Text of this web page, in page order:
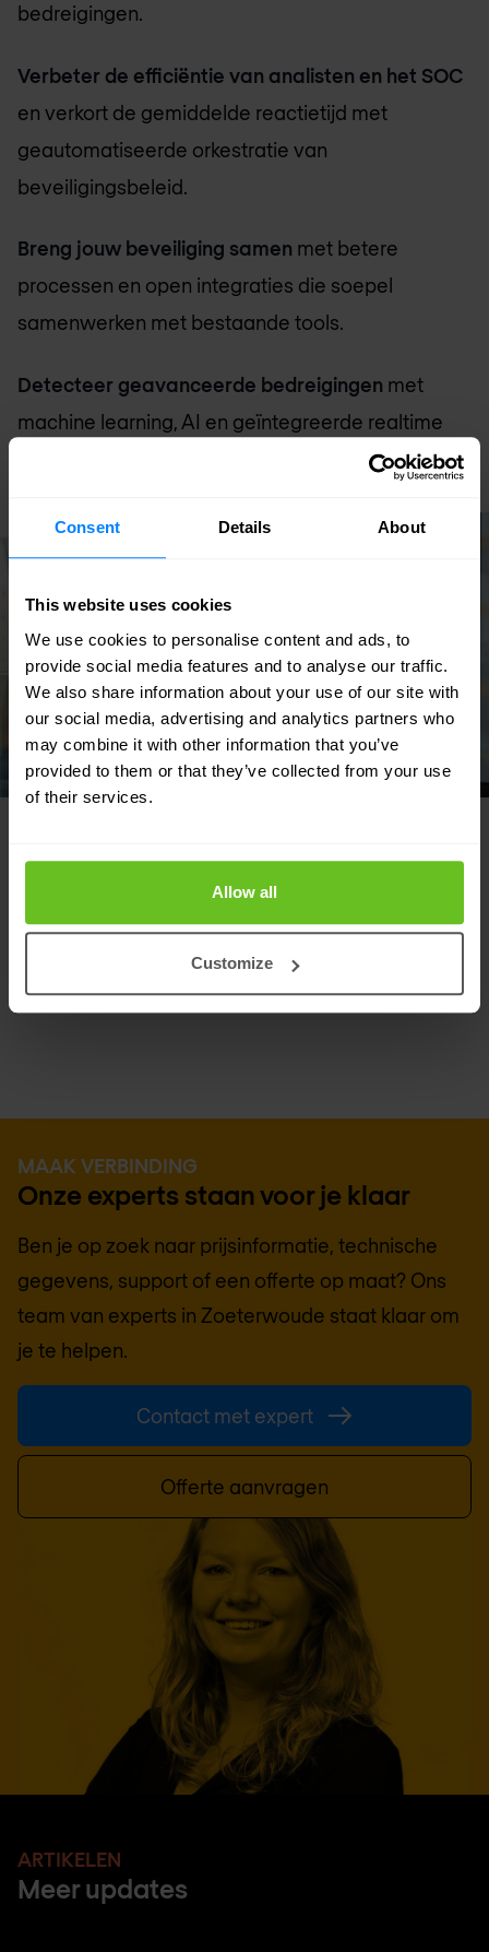
Consent Details About
This website uses cookies
We use cookies to personalise content and ads, to
provide social media features and to analyse our traffic.
We also share information about your use of our site with
our social media, advertising and analytics partners who
may combine it with other information that you’ve
provided to them or that they’ve collected from your use
of their services.
Allow all
Customize
bedreigingen.
Verbeter de efficiëntie van analisten en het SOC
en verkort de gemiddelde reactietijd met
geautomatiseerde orkestratie van
beveiligingsbeleid.
Breng jouw beveiliging samen met betere
processen en open integraties die soepel
samenwerken met bestaande tools.
Detecteer geavanceerde bedreigingen met
machine learning, AI en geïntegreerde realtime
MAAK VERBINDING
Onze experts staan voor je klaar
Ben je op zoek naar prijsinformatie, technische
gegevens, support of een offerte op maat? Ons
team van experts in Zoeterwoude staat klaar om
je te helpen.
Contact met expert
Offerte aanvragen
ARTIKELEN
Meer updates